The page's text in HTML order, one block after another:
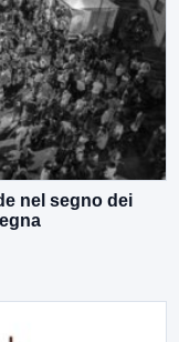
nel segno dei